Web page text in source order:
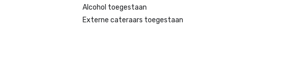
Alcohol toegestaan
Externe cateraars toegestaan